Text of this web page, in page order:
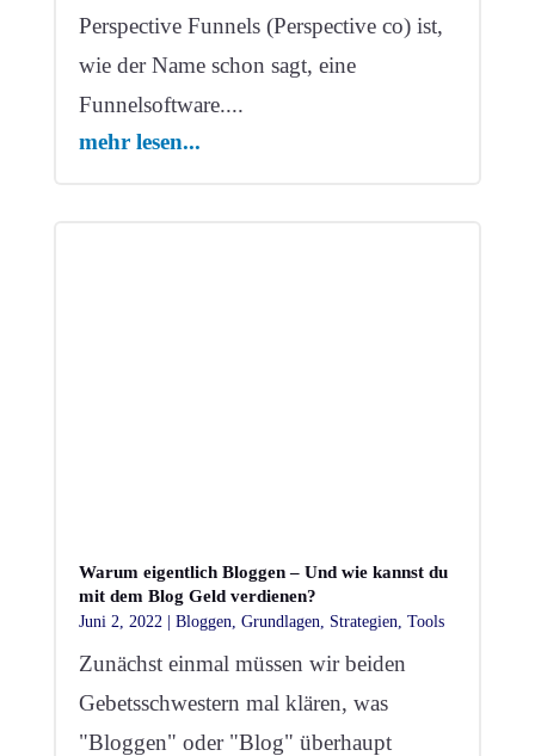
Perspective Funnels (Perspective co) ist,
wie der Name schon sagt, eine
Funnelsoftware....
mehr lesen...
Warum eigentlich Bloggen – Und wie kannst du
mit dem Blog Geld verdienen?
Juni 2, 2022 Bloggen Grundlagen Strategien Tools
Zunächst einmal müssen wir beiden
Gebetsschwestern mal klären, was
"Bloggen" oder "Blog" überhaupt